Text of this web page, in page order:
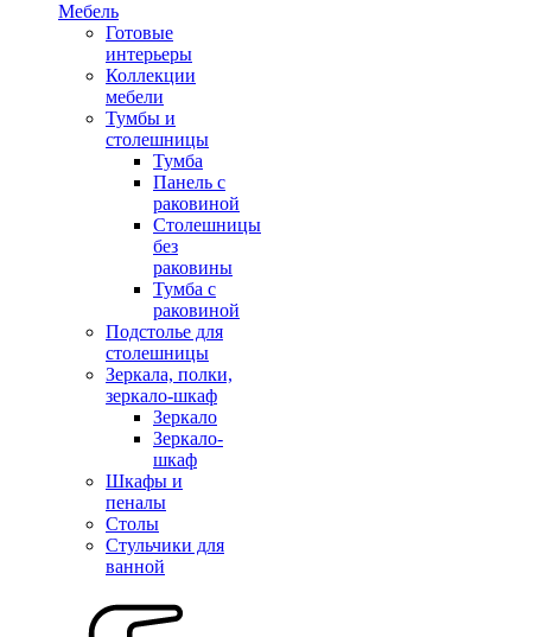
Мебель
Готовые
интерьеры
Коллекции
мебели
Тумбы и
столешницы
Тумба
Панель с
раковиной
Столешницы
без
раковины
Тумба с
раковиной
Подстолье для
столешницы
Зеркала, полки,
зеркало-шкаф
Зеркало
Зеркало-
шкаф
Шкафы и
пеналы
Столы
Стульчики для
ванной